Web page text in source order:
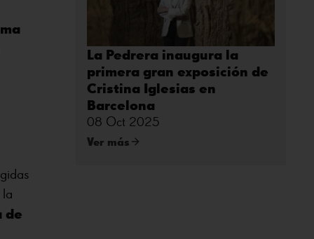
de
La Pedrera inaugura la
primera gran exposición de
Cristina Iglesias en
Barcelona
08 Oct 2025
Ver más